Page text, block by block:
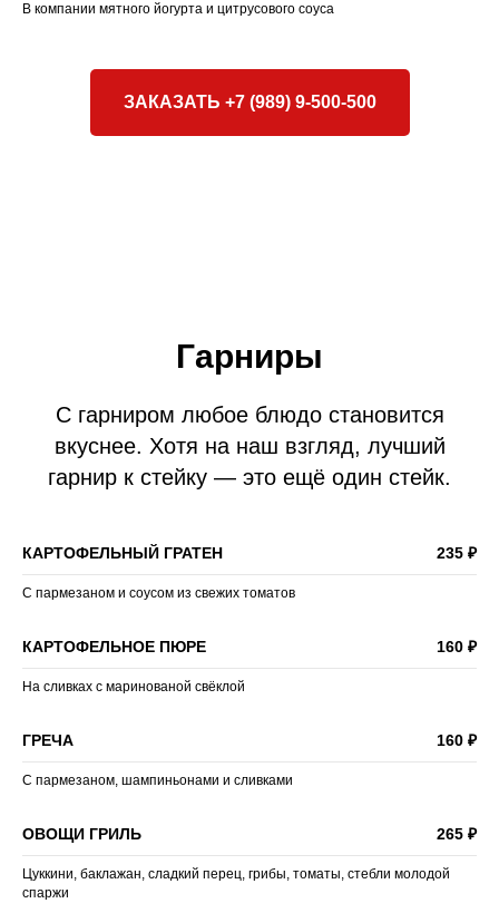
В компании мятного йогурта и цитрусового соуса
ЗАКАЗАТЬ +7 (989) 9-500-500
Гарниры
С гарниром любое блюдо становится
вкуснее. Хотя на наш взгляд, лучший
гарнир к стейку — это ещё один стейк.
КАРТОФЕЛЬНЫЙ ГРАТЕН 235 ₽
С пармезаном и соусом из свежих томатов
КАРТОФЕЛЬНОЕ ПЮРЕ 160 ₽
На сливках с маринованой свёклой
ГРЕЧА 160 ₽
С пармезаном, шампиньонами и сливками
ОВОЩИ ГРИЛЬ 265 ₽
Цуккини, баклажан, сладкий перец, грибы, томаты, стебли молодой
спаржи